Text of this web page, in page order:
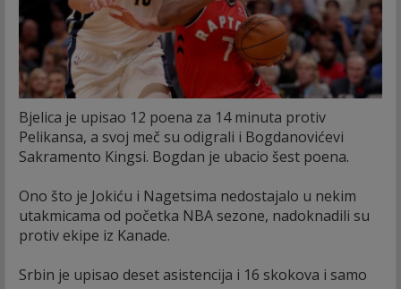
Bjelica je upisao 12 poena za 14 minuta protiv
Pelikansa, a svoj meč su odigrali i Bogdanovićevi
Sakramento Kingsi. Bogdan je ubacio šest poena.
Ono što je Jokiću i Nagetsima nedostajalo u nekim
utakmicama od početka NBA sezone, nadoknadili su
protiv ekipe iz Kanade.
Srbin je upisao deset asistencija i 16 skokova i samo